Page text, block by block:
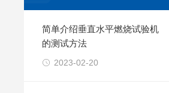
简单介绍垂直水平燃烧试验机
的测试方法
2023-02-20